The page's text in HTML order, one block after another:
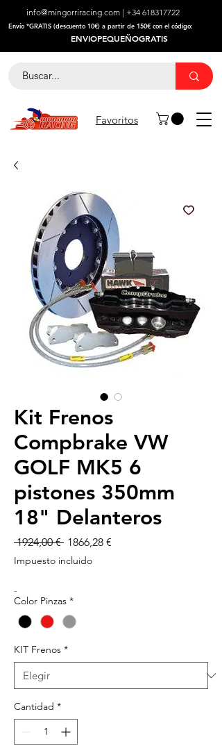
info@mingorriracing.com | +34 618317722
​Envío *GRATIS (descuento 10€) a partir de 150€ con el código:
ENVIOPEQUEÑOGRATIS
Favoritos
Kit Frenos
Compbrake VW
GOLF MK5 6
pistones 350mm
18" Delanteros
1924,00 € Precio
1866,28 €
Impuesto incluido
-
Color Pinzas *
KIT Frenos *
Cantidad *